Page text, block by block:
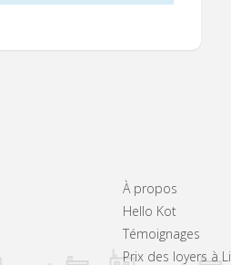
À propos
Hello Kot
Témoignages
Prix des loyers à